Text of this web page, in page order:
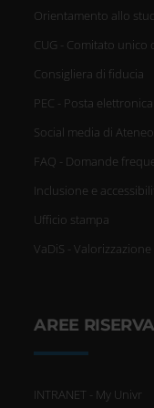
imposta le
sezione
qualsiasi
Utilizziamo i
dei social
inoltre
Orientamento allo
CUG - Comitato unico
Consigliera di fiducia
PEC - Posta
Social media di Ateneo
FAQ - Domande
Inclusione e
Ufficio stampa
VaDiS -
AREE
INTRANET - My Univr